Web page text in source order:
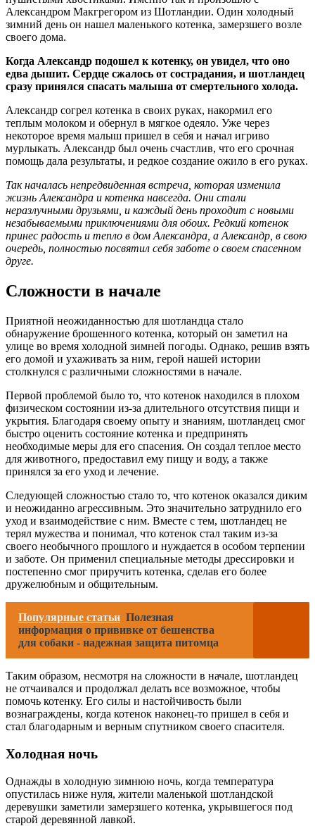
Александром Макгрегором из Шотландии. Один холодный
зимний день он нашел маленького котенка, замерзшего возле
своего дома.
Когда Александр подошел к котенку, он увидел, что оно
едва дышит. Сердце сжалось от сострадания, и шотландец
сразу принялся спасать малыша от смертельного холода.
Александр согрел котенка в своих руках, накормил его
теплым молоком и обернул в мягкое одеяло. Уже через
некоторое время малыш пришел в себя и начал игриво
мурлыкать. Александр был очень счастлив, что его срочная
помощь дала результаты, и редкое создание ожило в его руках.
Так началась непредвиденная встреча, которая изменила
жизнь Александра и котенка навсегда. Они стали
неразлучными друзьями, и каждый день проходит с новыми
незабываемыми приключениями для обоих. Редкий котенок
принес радость и тепло в дом Александра, а Александр, в свою
очередь, полностью посвятил себя заботе о своем спасенном
друге.
Сложности в начале
Приятной неожиданностью для шотландца стало
обнаружение брошенного котенка, который он заметил на
улице во время холодной зимней погоды. Однако, решив взять
его домой и ухаживать за ним, герой нашей истории
столкнулся с различными сложностями в начале.
Первой проблемой было то, что котенок находился в плохом
физическом состоянии из-за длительного отсутствия пищи и
укрытия. Благодаря своему опыту и знаниям, шотландец смог
быстро оценить состояние котенка и предпринять
необходимые меры для его спасения. Он создал теплое место
для животного, предоставил ему пищу и воду, а также
принялся за его уход и лечение.
Следующей сложностью стало то, что котенок оказался диким
и неожиданно агрессивным. Это значительно затруднило его
уход и взаимодействие с ним. Вместе с тем, шотландец не
терял мужества и понимал, что котенок стал таким из-за
своего необычного прошлого и нуждается в особом терпении
и заботе. Он применил специальные методы дрессировки и
постепенно смог приручить котенка, сделав его более
дружелюбным и общительным.
Популярные статьи Полезная
информация о прививке от бешенства
для собаки - надежная защита питомца
Таким образом, несмотря на сложности в начале, шотландец
не отчаивался и продолжал делать все возможное, чтобы
помочь котенку. Его силы и настойчивость были
вознаграждены, когда котенок наконец-то пришел в себя и
стал благодарным и верным спутником своего спасителя.
Холодная ночь
Однажды в холодную зимнюю ночь, когда температура
опустилась ниже нуля, жители маленькой шотландской
деревушки заметили замерзшего котенка, укрывшегося под
старой деревянной лавкой.